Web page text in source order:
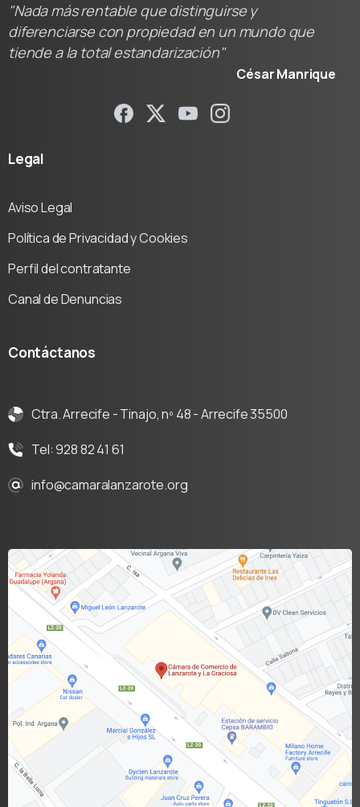
"Nada más rentable que distinguirse y
diferenciarse con propiedad en un mundo que
tiende a la total estandarización"
César Manrique
Legal
Aviso Legal
Política de Privacidad y Cookies
Perfil del contratante
Canal de Denuncias
Contáctanos
Ctra. Arrecife - Tinajo, nº 48 - Arrecife 35500
Tel: 928 82 41 61
info@camaralanzarote.org